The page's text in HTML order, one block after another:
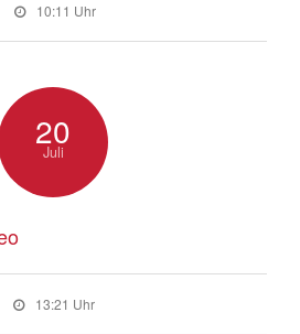
10:11 Uhr
20
Juli
13:21 Uhr